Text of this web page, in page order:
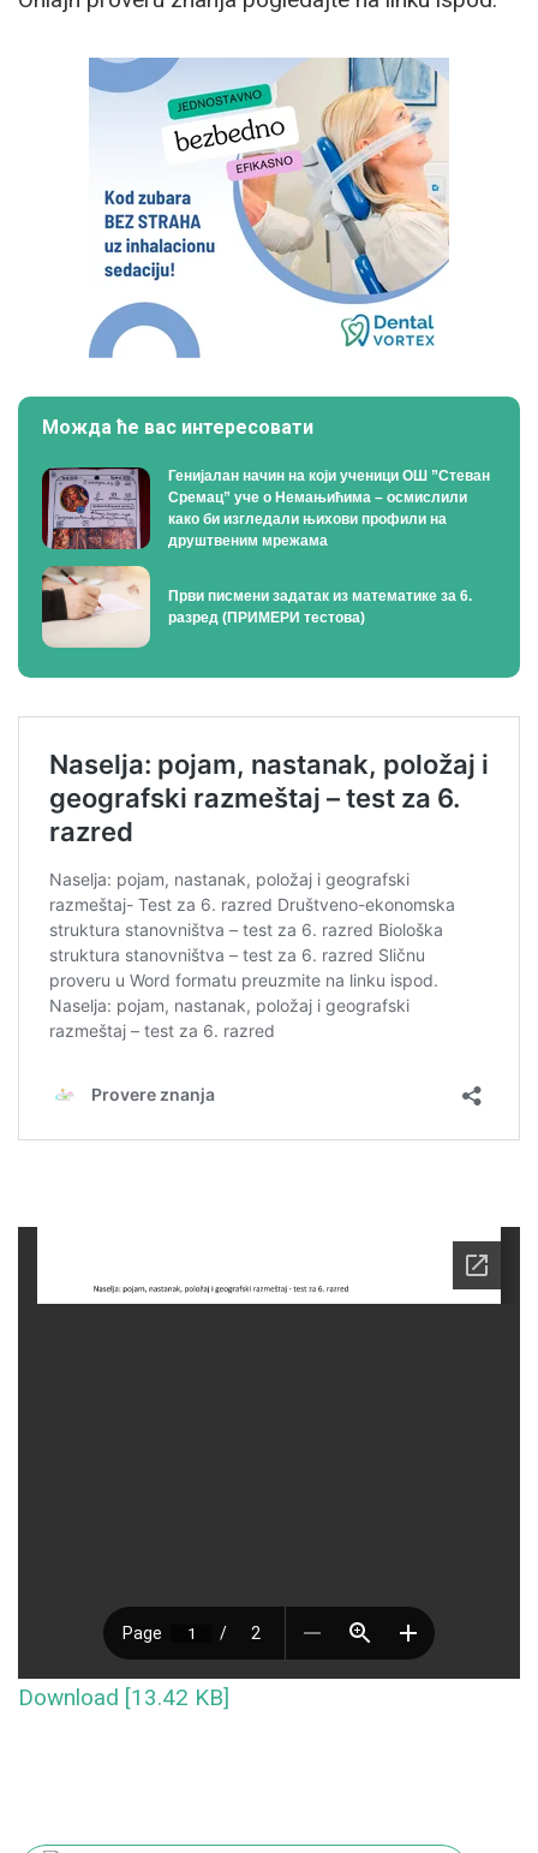
Можда ће вас интересовати
Генијалан начин на који ученици ОШ ”Стеван
Сремац” уче о Немањићима – осмислили
како би изгледали њихови профили на
друштвеним мрежама
Први писмени задатак из математике за 6.
разред (ПРИМЕРИ тестова)
Download [13.42 KB]